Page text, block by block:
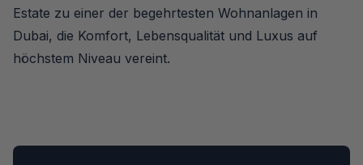
Estate zu einer der begehrtesten Wohnanlagen in
Dubai, die Komfort, Lebensqualität und Luxus auf
höchstem Niveau vereint.